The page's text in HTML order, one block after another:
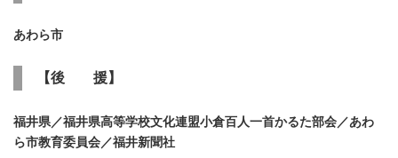
あわら市
【後 援】
福井県／福井県高等学校文化連盟小倉百人一首かるた部会／あわ
ら市教育委員会／福井新聞社